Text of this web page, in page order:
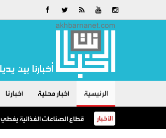
الرئيسية أخبار محلية أخبارنا
الأخبار قطاع الصناعات الغذائية يغطي 62 % من احتياجات السوق المحلية